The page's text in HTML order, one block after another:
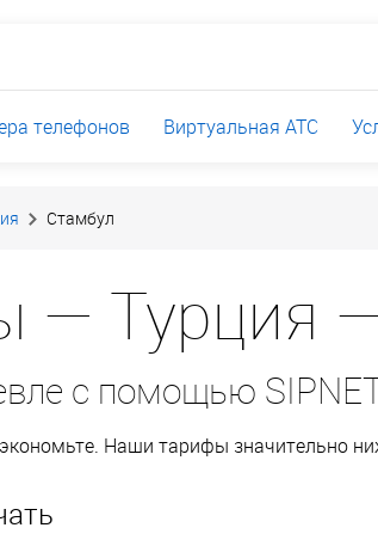
телефонов Виртуальная АТС
Стамбул
— Турция
с помощью
экономьте. Наши тарифы